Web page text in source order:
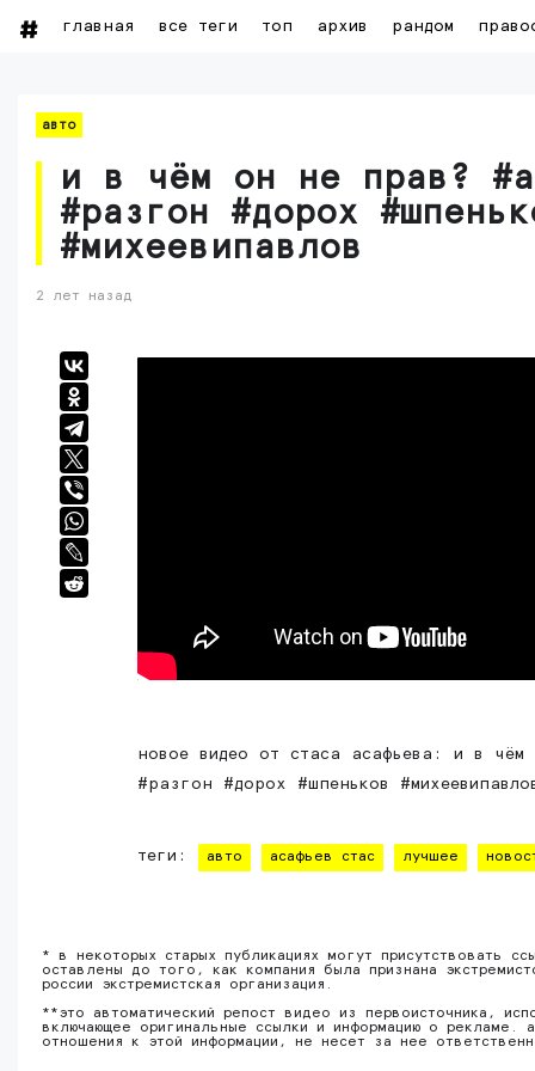
главная все теги топ архив рандом
авто
и в чём он не прав?
#разгон #дорох
#михеевипавлов
2 лет назад
новое видео от стаса асафьева: и в чём
#разгон #дорох #шпеньков
теги: авто асафьев стас лучшее
* в некоторых старых публикациях могут присутствовать
оставлены до того, как компания была признана
россии экстремистская организация.
**это автоматический репост видео из первоисточника,
включающее оригинальные ссылки и информацию о рекламе.
отношения к этой информации, не несет за нее